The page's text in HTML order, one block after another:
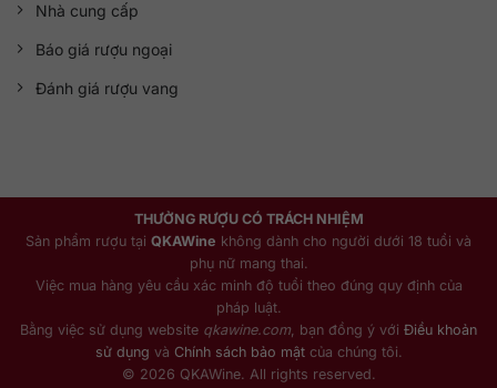
Nhà cung cấp
Báo giá rượu ngoại
Đánh giá rượu vang
THƯỞNG RƯỢU CÓ TRÁCH NHIỆM
Sản phẩm rượu tại QKAWine không dành cho người dưới 18 tuổi và
phụ nữ mang thai.
Việc mua hàng yêu cầu xác minh độ tuổi theo đúng quy định của
pháp luật.
Bằng việc sử dụng website qkawine.com, bạn đồng ý với Điều khoản
sử dụng và Chính sách bảo mậtcủa chúng tôi.
© 2026 QKAWine. All rights reserved.